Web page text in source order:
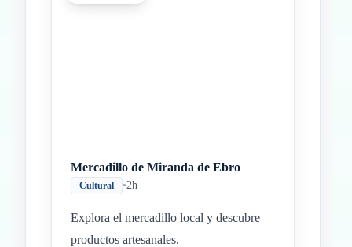
Mercadillo de Miranda de Ebro
Cultural •2h
Explora el mercadillo local y descubre
productos artesanales.